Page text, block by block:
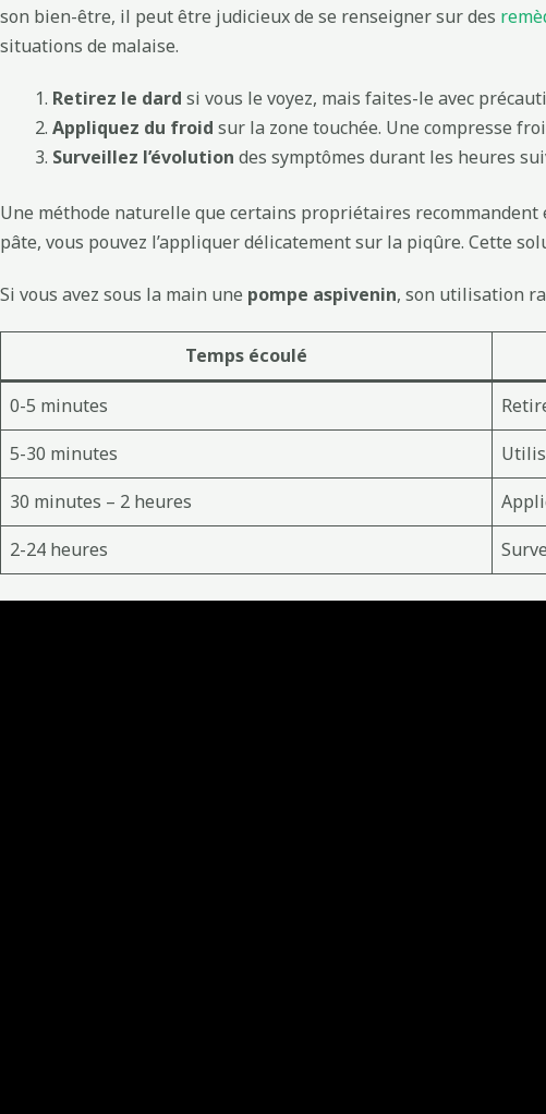
son bien-être, il peut être judicieux de se renseigner sur des
situations de malaise.
Retirez le dard si vous le voyez, mais faites-le avec
Appliquez du froid sur la zone touchée. Une compresse
Surveillez l’évolution des symptômes durant les heures
Une méthode naturelle que certains propriétaires recommandent
pâte, vous pouvez l’appliquer délicatement sur la piqûre. Cette
Si vous avez sous la main une pompe aspivenin, son utilisation
Temps écoulé
0-5 minutes
5-30 minutes
30 minutes – 2 heures
2-24 heures